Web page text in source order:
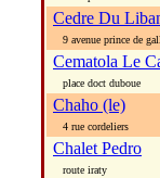
Cedre Du
9 avenue prince de
Cematola Le
place doct duboue
Chaho (le)
4 rue cordeliers
Chalet Pedro
route iraty